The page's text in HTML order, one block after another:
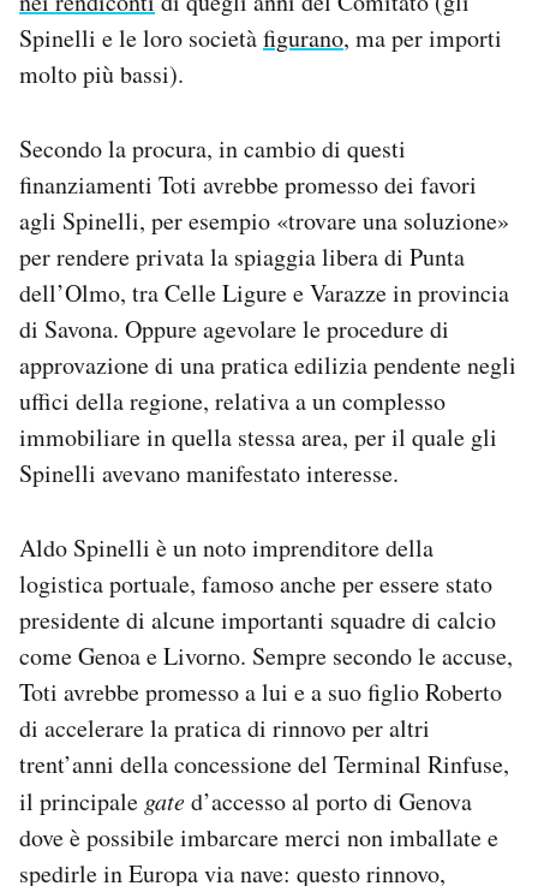
Spinelli e le loro societàfigurano, ma per importi
molto più bassi).
Secondo la procura, in cambio di questi
finanziamenti Toti avrebbe promesso dei favori
agli Spinelli, per esempio «trovare una soluzione»
per rendere privata la spiaggia libera di Punta
dell’Olmo, tra Celle Ligure e Varazze in provincia
di Savona. Oppure agevolare le procedure di
approvazione di una pratica edilizia pendente negli
uffici della regione, relativa a un complesso
immobiliare in quella stessa area, per il quale gli
Spinelli avevano manifestato interesse.
Aldo Spinelli è un noto imprenditore della
logistica portuale, famoso anche per essere stato
presidente di alcune importanti squadre di calcio
come Genoa e Livorno. Sempre secondo le accuse,
Toti avrebbe promesso a lui e a suo figlio Roberto
di accelerare la pratica di rinnovo per altri
trent’anni della concessione del Terminal Rinfuse,
il principale gated’accesso al porto di Genova
dove è possibile imbarcare merci non imballate e
spedirle in Europa via nave: questo rinnovo,